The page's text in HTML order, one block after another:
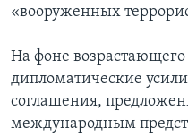
«вооруженных
На фоне
дипломатические
соглашения,
международным